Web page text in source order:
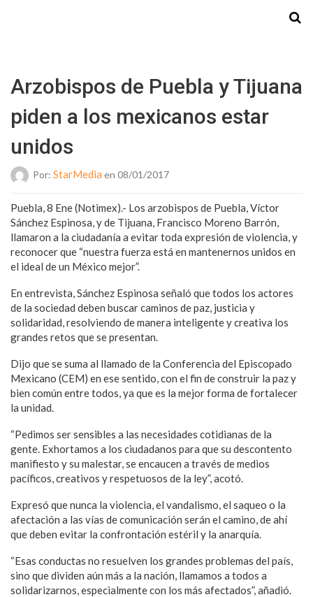
Arzobispos de Puebla y Tijuana
piden a los mexicanos estar
unidos
Por: StarMedia en 08/01/2017
Puebla, 8 Ene (Notimex).- Los arzobispos de Puebla, Víctor
Sánchez Espinosa, y de Tijuana, Francisco Moreno Barrón,
llamaron a la ciudadanía a evitar toda expresión de violencia, y
reconocer que “nuestra fuerza está en mantenernos unidos en
el ideal de un México mejor”.
En entrevista, Sánchez Espinosa señaló que todos los actores
de la sociedad deben buscar caminos de paz, justicia y
solidaridad, resolviendo de manera inteligente y creativa los
grandes retos que se presentan.
Dijo que se suma al llamado de la Conferencia del Episcopado
Mexicano (CEM) en ese sentido, con el fin de construir la paz y
bien común entre todos, ya que es la mejor forma de fortalecer
la unidad.
“Pedimos ser sensibles a las necesidades cotidianas de la
gente. Exhortamos a los ciudadanos para que su descontento
manifiesto y su malestar, se encaucen a través de medios
pacíficos, creativos y respetuosos de la ley”, acotó.
Expresó que nunca la violencia, el vandalismo, el saqueo o la
afectación a las vías de comunicación serán el camino, de ahí
que deben evitar la confrontación estéril y la anarquía.
“Esas conductas no resuelven los grandes problemas del país,
sino que dividen aún más a la nación, llamamos a todos a
solidarizarnos, especialmente con los más afectados”, añadió.